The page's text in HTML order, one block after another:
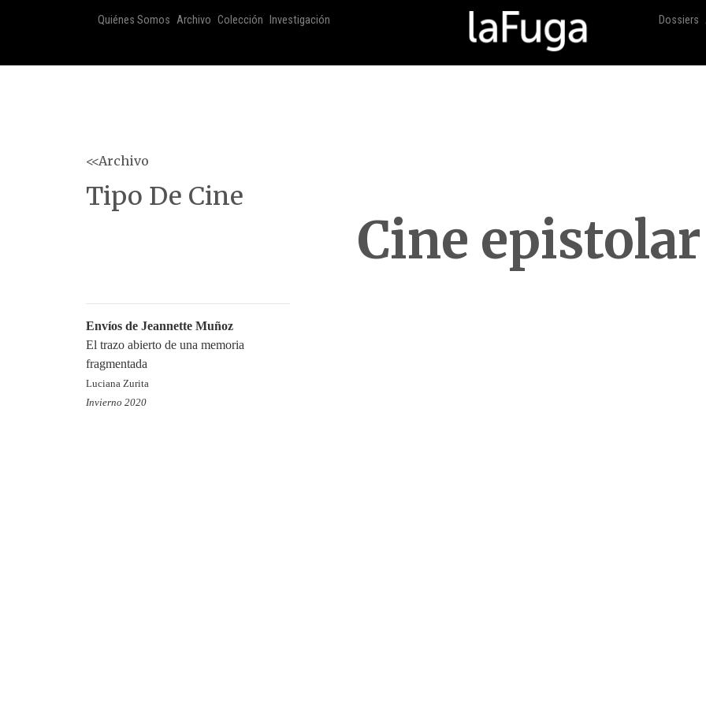
Quiénes Somos Archivo Colección Investigación Dossiers
<<Archivo
Tipo De Cine
Cine epistolar
Envíos de Jeannette Muñoz
El trazo abierto de una memoria
fragmentada
Luciana Zurita
Invierno 2020